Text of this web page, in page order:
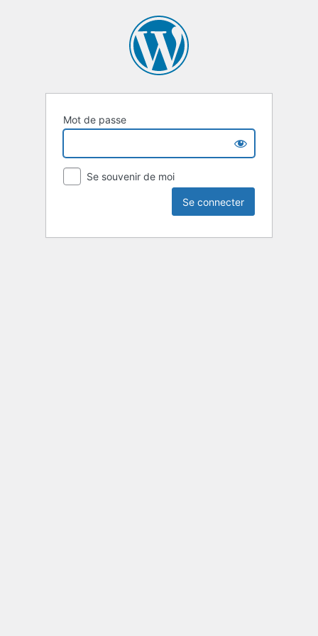
Mot de passe
Se souvenir de moi